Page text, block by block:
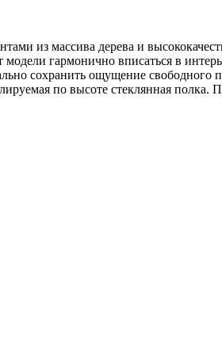
из массива дерева и
модели гармонично вписаться в
сохранить ощущение
по высоте стеклянная